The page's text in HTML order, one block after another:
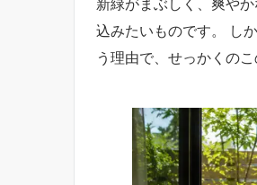
新緑がまぶしく、爽や
込みたいものです。 し
う理由で、せっかくの